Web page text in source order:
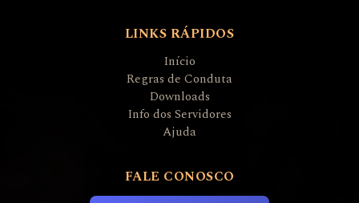
LINKS RÁPIDOS
Início
Regras de Conduta
Downloads
Info dos Servidores
Ajuda
FALE CONOSCO